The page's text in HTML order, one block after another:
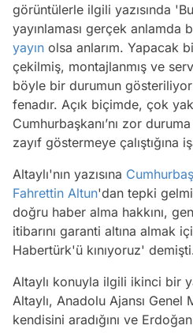
görüntülerle ilgili yazısında
yayınlaması gerçek anlamda
yayın olsa anlarım. Yapacak
çekilmiş, montajlanmış ve
böyle bir durumun
fenadır. Açık biçimde, çok
Cumhurbaşkanı’nı zor
zayıf göstermeye çalıştığına
Altaylı'nın yazısına
Fahrettin Altun'dan tepki
doğru haber alma hakkını,
itibarını garanti altına almak
Habertürk'ü kınıyoruz'
Altaylı konuyla ilgili ikinci bir
Altaylı, Anadolu Ajansı Genel
kendisini aradığını ve